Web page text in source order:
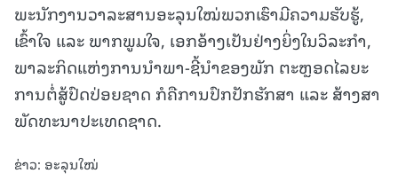
ພະນັກງານວາລະສານອະລຸນໃໝ່ພວກເຮົາມີຄວາມຮັບຮູ້,
ເຂົ້າໃຈ ແລະ ພາກພູມໃຈ, ເອກອ້າງເປັນຢ່າງຍິ່ງໃນວິລະກຳ,
ພາລະກິດແຫ່ງການນໍາພາ-ຊີ້ນໍາຂອງພັກ ຕະຫຼອດໄລຍະ
ການຕໍ່ສູ້ປົດປ່ອຍຊາດ ກໍຄືການປົກປັກຮັກສາ ແລະ ສ້າງສາ
ພັດທະນາປະເທດຊາດ.
ຂ່າວ: ອະລຸນໃໝ່